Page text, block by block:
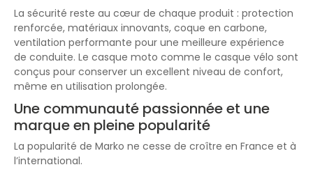
La sécurité reste au cœur de chaque produit : protection
renforcée, matériaux innovants, coque en carbone,
ventilation performante pour une meilleure expérience
de conduite. Le casque moto comme le casque vélo sont
conçus pour conserver un excellent niveau de confort,
même en utilisation prolongée.
Une communauté passionnée et une
marque en pleine popularité
La popularité de Marko ne cesse de croître en France et à
l’international.